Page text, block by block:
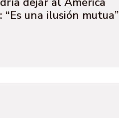
una ilusión mutua”